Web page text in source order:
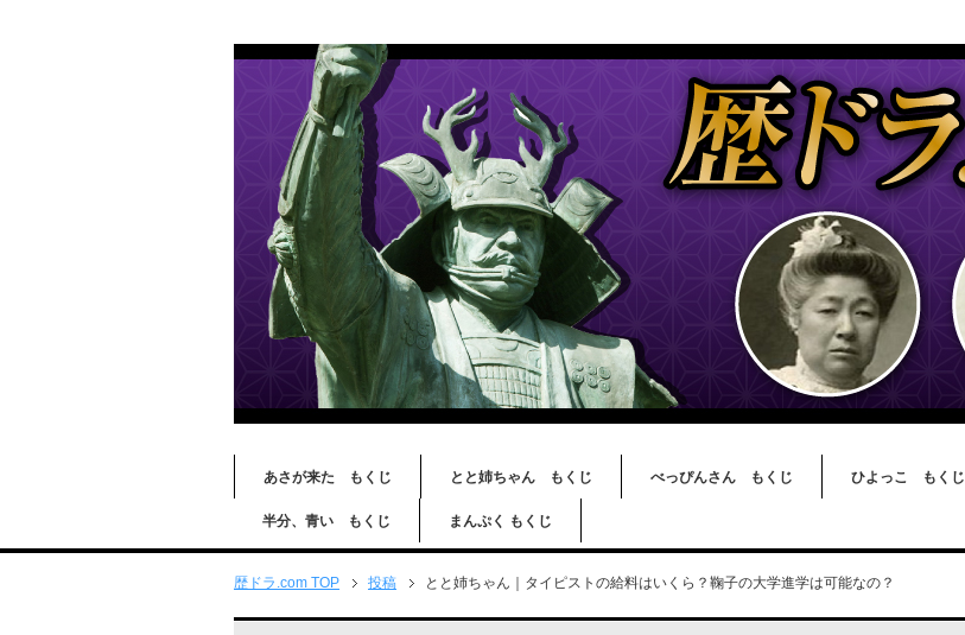
あさが来た もくじ とと姉ちゃん もくじ べっぴんさん もくじ ひよっこ もくじ
半分、青い もくじ まんぷく もくじ
歴ドラ.com TOP 投稿 とと姉ちゃん｜タイピストの給料はいくら？鞠子の大学進学は可能なの？